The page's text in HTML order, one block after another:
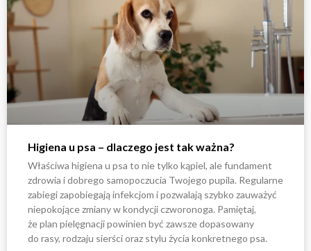
Higiena u psa – dlaczego jest tak ważna?
Właściwa higiena u psa to nie tylko kąpiel, ale fundament
zdrowia i dobrego samopoczucia Twojego pupila. Regularne
zabiegi zapobiegają infekcjom i pozwalają szybko zauważyć
niepokojące zmiany w kondycji czworonoga. Pamiętaj,
że plan pielęgnacji powinien być zawsze dopasowany
do rasy, rodzaju sierści oraz stylu życia konkretnego psa.